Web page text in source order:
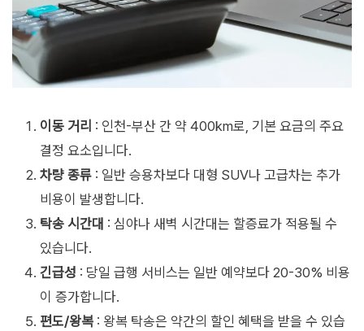
이동 거리 : 인천-부산 간 약 400km로, 기본 요금의 주요
결정 요소입니다.
차량 종류 : 일반 승용차보다 대형 SUV나 고급차는 추가
비용이 발생합니다.
탁송 시간대 : 심야나 새벽 시간대는 할증료가 적용될 수
있습니다.
긴급성 : 당일 급행 서비스는 일반 예약보다 20-30% 비용
이 증가합니다.
편도/왕복 : 왕복 탁송은 약간의 할인 혜택을 받을 수 있습